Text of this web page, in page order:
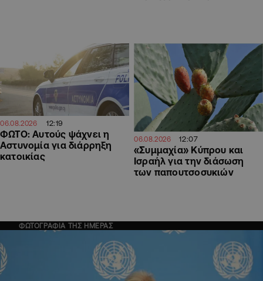
06.08.2026 12:19
ΦΩΤΟ: Αυτούς ψάχνει η
Αστυνομία για διάρρηξη
κατοικίας
06.08.2026 12:07
«Συμμαχία» Κύπρου και
Ισραήλ για την διάσωση
των παπουτσοσυκιών
ΦΩΤΟΓΡΑΦΙΑ ΤΗΣ ΗΜΕΡΑΣ